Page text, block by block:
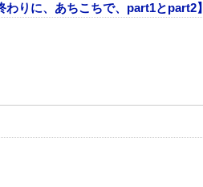
りに、あちこちで、part1とpart2】